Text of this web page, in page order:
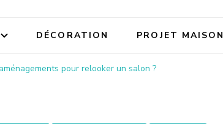
DÉCORATION PROJET MAISON
pour relooker un salon ?